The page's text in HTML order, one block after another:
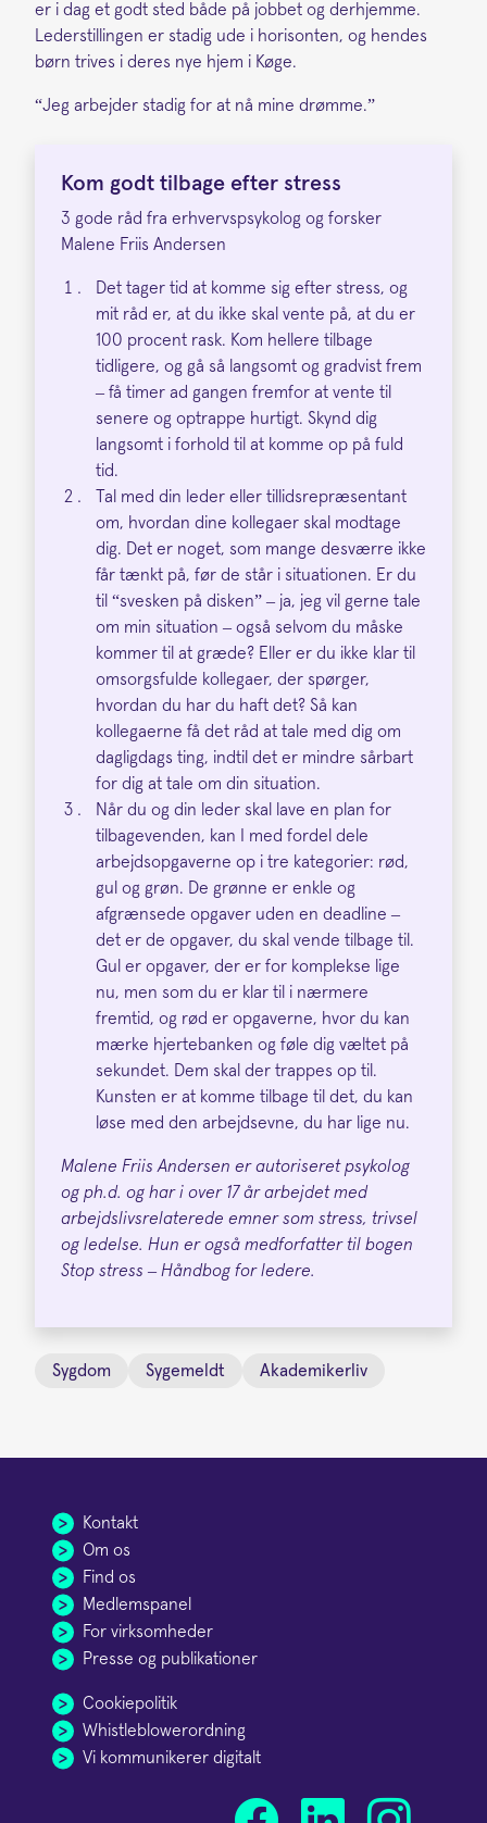
er i dag et godt sted både på jobbet og derhjemme.
Lederstillingen er stadig ude i horisonten, og hendes
børn trives i deres nye hjem i Køge.
“Jeg arbejder stadig for at nå mine drømme.”
Kom godt tilbage efter stress
3 gode råd fra erhvervspsykolog og forsker
Malene Friis Andersen
Det tager tid at komme sig efter stress, og
mit råd er, at du ikke skal vente på, at du er
100 procent rask. Kom hellere tilbage
tidligere, og gå så langsomt og gradvist frem
– få timer ad gangen fremfor at vente til
senere og optrappe hurtigt. Skynd dig
langsomt i forhold til at komme op på fuld
tid.
Tal med din leder eller tillidsrepræsentant
om, hvordan dine kollegaer skal modtage
dig. Det er noget, som mange desværre ikke
får tænkt på, før de står i situationen. Er du
til “svesken på disken” – ja, jeg vil gerne tale
om min situation – også selvom du måske
kommer til at græde? Eller er du ikke klar til
omsorgsfulde kollegaer, der spørger,
hvordan du har du haft det? Så kan
kollegaerne få det råd at tale med dig om
dagligdags ting, indtil det er mindre sårbart
for dig at tale om din situation.
Når du og din leder skal lave en plan for
tilbagevenden, kan I med fordel dele
arbejdsopgaverne op i tre kategorier: rød,
gul og grøn. De grønne er enkle og
afgrænsede opgaver uden en deadline –
det er de opgaver, du skal vende tilbage til.
Gul er opgaver, der er for komplekse lige
nu, men som du er klar til i nærmere
fremtid, og rød er opgaverne, hvor du kan
mærke hjertebanken og føle dig væltet på
sekundet. Dem skal der trappes op til.
Kunsten er at komme tilbage til det, du kan
løse med den arbejdsevne, du har lige nu.
Malene Friis Andersen er autoriseret psykolog
og ph.d. og har i over 17 år arbejdet med
arbejdslivsrelaterede emner som stress, trivsel
og ledelse. Hun er også medforfatter til bogen
Stop stress – Håndbog for ledere.
Sygdom Sygemeldt Akademikerliv
Kontakt
Om os
Find os
Medlemspanel
For virksomheder
Presse og publikationer
Cookiepolitik
Whistleblowerordning
Vi kommunikerer digitalt